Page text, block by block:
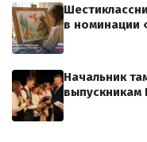
в номинации
Начальник
выпускникам